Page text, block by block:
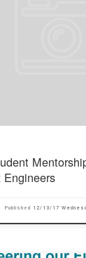
Engineers
Published 12/13/17